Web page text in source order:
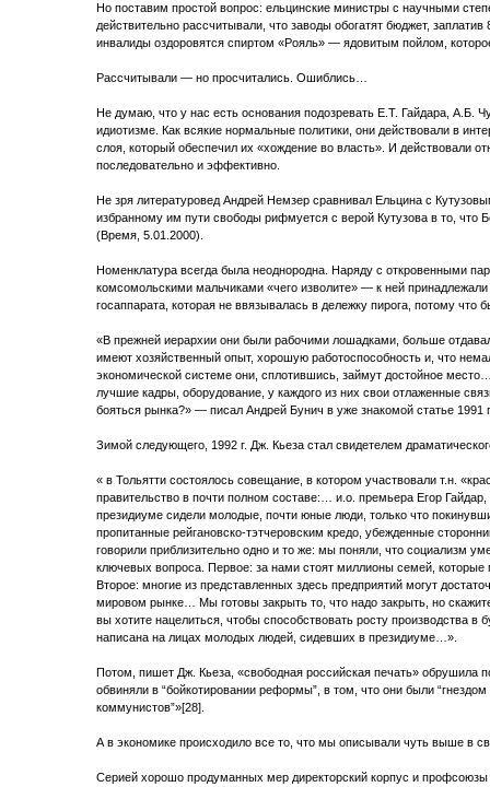
Но поставим простой вопрос: ельцинские министры с научными
действительно рассчитывали, что заводы обогатят бюджет,
инвалиды оздоровятся спиртом «Рояль» — ядовитым пойлом,
Рассчитывали — но просчитались. Ошиблись…
Не думаю, что у нас есть основания подозревать Е.Т. Гайдара, А.Б.
идиотизме. Как всякие нормальные политики, они действовали в
слоя, который обеспечил их «хождение во власть». И действовали
последовательно и эффективно.
Не зря литературовед Андрей Немзер сравнивал Ельцина с
избранному им пути свободы рифмуется с верой Кутузова в то, что
(Время, 5.01.2000).
Номенклатура всегда была неоднородна. Наряду с откровенными
комсомольскими мальчиками «чего изволите» — к ней
госаппарата, которая не ввязывалась в дележку пирога, потому что
«В прежней иерархии они были рабочими лошадками, больше
имеют хозяйственный опыт, хорошую работоспособность и, что
экономической системе они, сплотившись, займут достойное
лучшие кадры, оборудование, у каждого из них свои отлаженные
бояться рынка?» — писал Андрей Бунич в уже знакомой статье 1991
Зимой следующего, 1992 г. Дж. Кьеза стал свидетелем
« в Тольятти состоялось совещание, в котором участвовали т.н.
правительство в почти полном составе:… и.о. премьера Егор
президиуме сидели молодые, почти юные люди, только что
пропитанные рейгановско-тэтчеровским кредо, убежденные
говорили приблизительно одно и то же: мы поняли, что социализм
ключевых вопроса. Первое: за нами стоят миллионы семей,
Второе: многие из представленных здесь предприятий могут
мировом рынке… Мы готовы закрыть то, что надо закрыть, но
вы хотите нацелиться, чтобы способствовать росту производства
написана на лицах молодых людей, сидевших в президиуме…».
Потом, пишет Дж. Кьеза, «свободная российская печать» обрушила
обвиняли в “бойкотировании реформы”, в том, что они были “гнездом
коммунистов”»[28].
А в экономике происходило все то, что мы описывали чуть выше в
Серией хорошо продуманных мер директорский корпус и